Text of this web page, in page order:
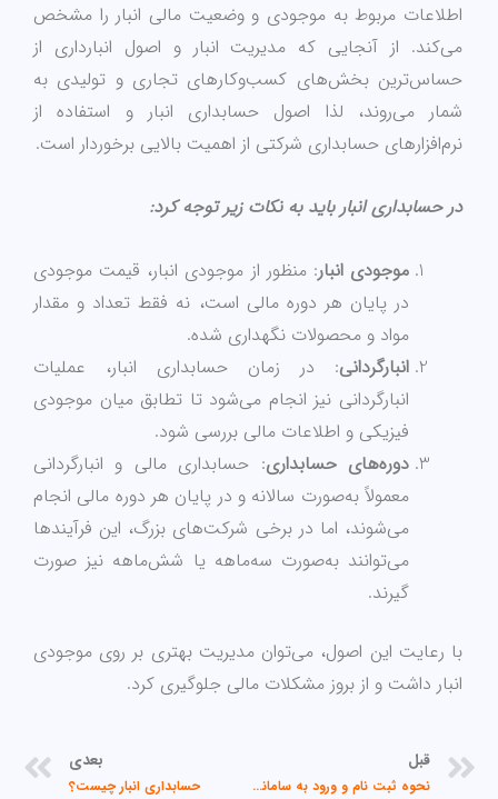
اطلاعات مربوط به موجودی و وضعیت مالی انبار را مشخص
می‌کند. از آنجایی که مدیریت انبار و اصول انبارداری از
حساس‌ترین بخش‌های کسب‌وکارهای تجاری و تولیدی به
شمار می‌روند، لذا اصول حسابداری انبار و استفاده از
نرم‌افزارهای حسابداری شرکتی از اهمیت بالایی برخوردار است.
در حسابداری انبار باید به نکات زیر توجه کرد:
موجودی انبار: منظور از موجودی انبار، قیمت موجودی
در پایان هر دوره مالی است، نه فقط تعداد و مقدار
مواد و محصولات نگهداری شده.
انبارگردانی: در زمان حسابداری انبار، عملیات
انبارگردانی نیز انجام می‌شود تا تطابق میان موجودی
فیزیکی و اطلاعات مالی بررسی شود.
دوره‌های حسابداری: حسابداری مالی و انبارگردانی
معمولاً به‌صورت سالانه و در پایان هر دوره مالی انجام
می‌شوند، اما در برخی شرکت‌های بزرگ، این فرآیندها
می‌توانند به‌صورت سه‌ماهه یا شش‌ماهه نیز صورت
گیرند.
با رعایت این اصول، می‌توان مدیریت بهتری بر روی موجودی
انبار داشت و از بروز مشکلات مالی جلوگیری کرد.
قبلی
قبل
نحوه ثبت نام و ورود به سامانه مودیان مالیاتی
بعدی
حسابداری انبار چیست؟